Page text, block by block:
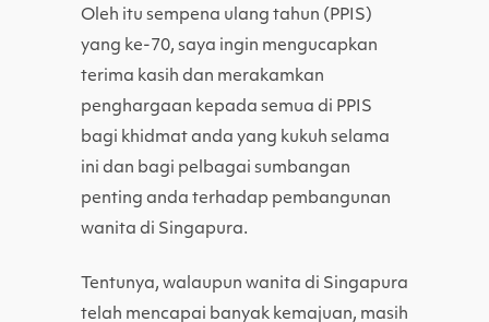
Oleh itu sempena ulang tahun (PPIS)
yang ke-70, saya ingin mengucapkan
terima kasih dan merakamkan
penghargaan kepada semua di PPIS
bagi khidmat anda yang kukuh selama
ini dan bagi pelbagai sumbangan
penting anda terhadap pembangunan
wanita di Singapura.
Tentunya, walaupun wanita di Singapura
telah mencapai banyak kemajuan, masih